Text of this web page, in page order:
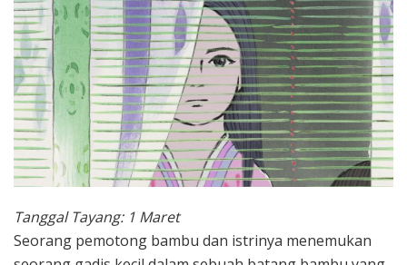
Tanggal Tayang: 1 Maret
Seorang pemotong bambu dan istrinya menemukan